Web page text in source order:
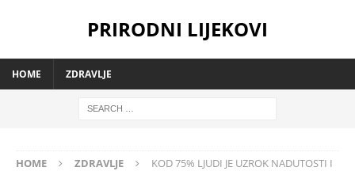
PRIRODNI LIJEKOVI
HOME ZDRAVLJE
HOME ZDRAVLJE
KOD 75% LJUDI JE UZROK NADUTOSTI I